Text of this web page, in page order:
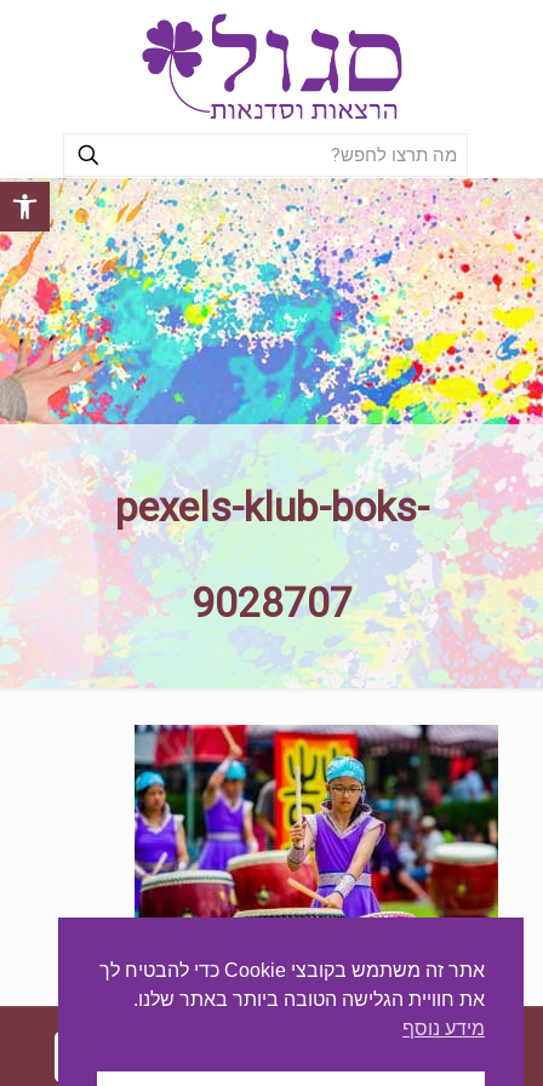
פתח
pexels-klub-boks-
9028707
אתר זה משתמש בקובצי Cookie כדי להבטיח לך
את חוויית הגלישה הטובה ביותר באתר שלנו.
מידע נוסף